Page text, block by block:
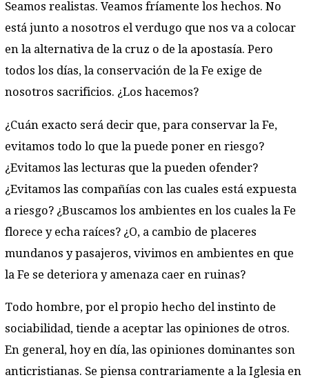
Seamos realistas. Veamos fríamente los hechos. No
está junto a nosotros el verdugo que nos va a colocar
en la alternativa de la cruz o de la apostasía. Pero
todos los días, la conservación de la Fe exige de
nosotros sacrificios. ¿Los hacemos?
¿Cuán exacto será decir que, para conservar la Fe,
evitamos todo lo que la puede poner en riesgo?
¿Evitamos las lecturas que la pueden ofender?
¿Evitamos las compañías con las cuales está expuesta
a riesgo? ¿Buscamos los ambientes en los cuales la Fe
florece y echa raíces? ¿O, a cambio de placeres
mundanos y pasajeros, vivimos en ambientes en que
la Fe se deteriora y amenaza caer en ruinas?
Todo hombre, por el propio hecho del instinto de
sociabilidad, tiende a aceptar las opiniones de otros.
En general, hoy en día, las opiniones dominantes son
anticristianas. Se piensa contrariamente a la Iglesia en